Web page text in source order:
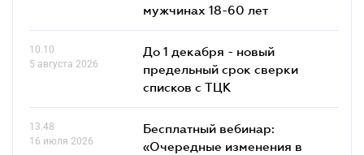
мужчинах 18-60 лет
10.10
5 августа 2026
До 1 декабря - новый
предельный срок сверки
списков c ТЦК
13.48
16 июля 2026
Бесплатный вебинар:
«Очередные изменения в